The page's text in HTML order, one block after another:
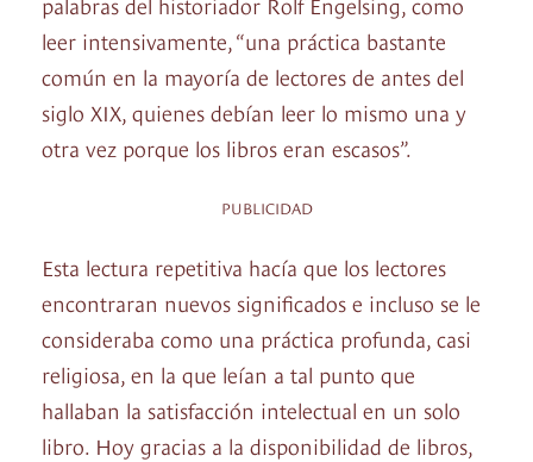
leer intensivamente, “una práctica bastante
común en la mayoría de lectores de antes del
siglo XIX, quienes debían leer lo mismo una y
otra vez porque los libros eran escasos”.
PUBLICIDAD
Esta lectura repetitiva hacía que los lectores
encontraran nuevos significados e incluso se le
consideraba como una práctica profunda, casi
religiosa, en la que leían a tal punto que
hallaban la satisfacción intelectual en un solo
libro. Hoy gracias a la disponibilidad de libros,